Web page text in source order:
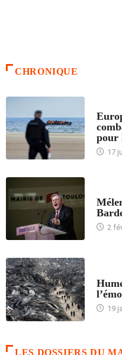
CHRONIQUE
pour
17
2
19
LES DOSSIERS DU